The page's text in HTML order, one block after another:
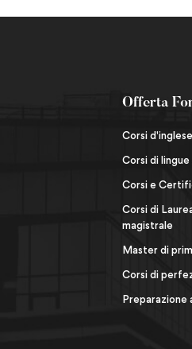
Offerta
Corsi
Corsi di
Corsi e
Corsi di
magistrale
Master di
Corsi di
Preparazione